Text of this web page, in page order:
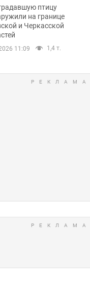
маршрут.
птицу
на границе
и Черкасской
11:09 1,4 т.